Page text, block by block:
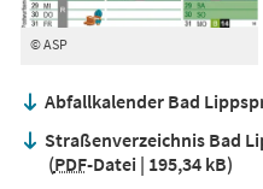
© ASP
Abfallkalender Bad
Straßenverzeichnis Bad
PDF-Datei 195,34 kB